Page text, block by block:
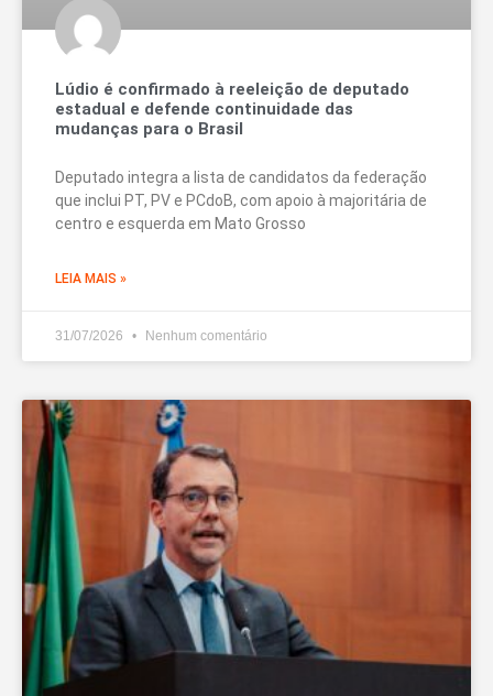
Lúdio é confirmado à reeleição de deputado
estadual e defende continuidade das
mudanças para o Brasil
Deputado integra a lista de candidatos da federação
que inclui PT, PV e PCdoB, com apoio à majoritária de
centro e esquerda em Mato Grosso
LEIA MAIS »
31/07/2026 Nenhum comentário